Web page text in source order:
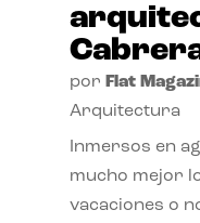
por Flat
Arquitectura
Inmersos en
mucho mejor
vacaciones o